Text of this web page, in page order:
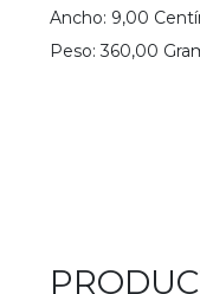
Ancho: 9,00
Peso:360,00